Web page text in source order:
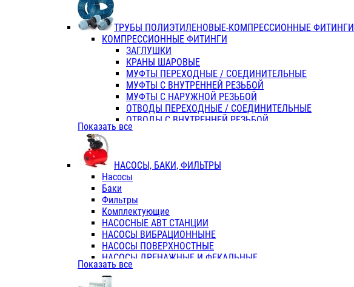
Отвертки
Хоз. инвентарь
ЭЛ. ИНСТРУМЕНТ OASIS
ТРУБЫ ПОЛИЭТИЛЕНОВЫЕ-КОМПРЕССИОННЫЕ ФИТИНГИ
КОМПРЕССИОННЫЕ ФИТИНГИ
ЗАГЛУШКИ
КРАНЫ ШАРОВЫЕ
МУФТЫ ПЕРЕХОДНЫЕ / СОЕДИНИТЕЛЬНЫЕ
МУФТЫ С ВНУТРЕННЕЙ РЕЗЬБОЙ
МУФТЫ С НАРУЖНОЙ РЕЗЬБОЙ
ОТВОДЫ ПЕРЕХОДНЫЕ / СОЕДИНИТЕЛЬНЫЕ
ОТВОДЫ С ВНУТРЕННЕЙ РЕЗЬБОЙ
ОТВОДЫ С НАРУЖНОЙ РЕЗЬБОЙ
ТРОЙНИКИ ПЕРЕХОДНЫЕ / СОЕДИНИТЕЛЬНЫЕ
ТРОЙНИКИ С ВНУТРЕННЕЙ РЕЗЬБОЙ
КОЛЬЦА РЕЗИНОВЫЕ
ТРУБЫ НАПОРНЫЕ
ТРУБЫ ГОФРИРОВАННЫЕ ДВУХСЛ.
ТРУБЫ ПОЛИЭТИЛЕНОВЫЕ
Показать все
НАСОСЫ, БАКИ, ФИЛЬТРЫ
Насосы
Баки
Фильтры
Комплектующие
НАСОСНЫЕ АВТ СТАНЦИИ
НАСОСЫ ВИБРАЦИОННЫНЕ
НАСОСЫ ПОВЕРХНОСТНЫЕ
НАСОСЫ ДРЕНАЖНЫЕ И ФЕКАЛЬНЫЕ
НАСОСЫ ПОВЫСИТ и ЦИРКУЛЯЦИОННЫЕ
НАСОСЫ СКВАЖИННЫЕ
Показать все